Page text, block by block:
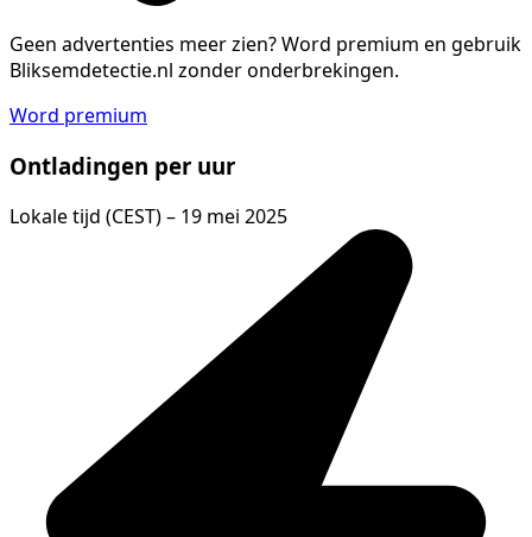
Geen advertenties meer zien?Word premium en gebruik
Bliksemdetectie.nl zonder onderbrekingen.
Word premium
Ontladingen per uur
Lokale tijd (CEST) – 19 mei 2025